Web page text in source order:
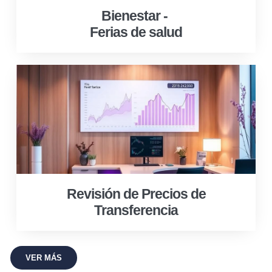
Bienestar -
Ferias de salud
Revisión de Precios de
Transferencia
VER MÁS